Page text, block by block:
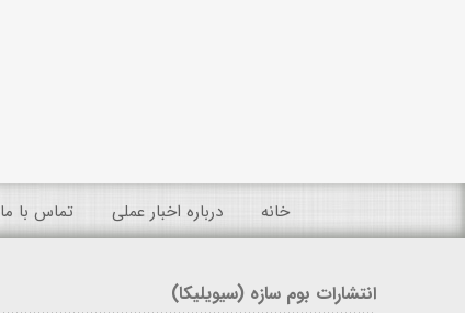
خانه درباره اخبار عملی تماس با ما
انتشارات بوم سازه (سیویلیکا)